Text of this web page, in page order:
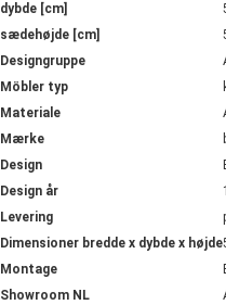
dybde [cm]
sædehøjde [cm]
Designgruppe
Möbler typ
Materiale
Mærke
Design
Design år
Levering
Dimensioner bredde x dybde x højde
Montage
Showroom NL